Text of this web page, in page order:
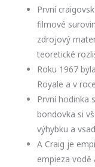
První
filmové
zdrojový
teoretické
Roku 1967
Royale a v
První hodinka
bondovka si
výhybku a
A Craig je
empieza vodě